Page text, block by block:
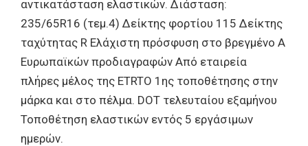
αντικατάσταση ελαστικών. Διάσταση:
235/65R16 (τεμ.4) Δείκτης φορτίου 115 Δείκτης
ταχύτητας R Ελάχιστη πρόσφυση στο βρεγμένο A
Ευρωπαϊκών προδιαγραφών Από εταιρεία
πλήρες μέλος της ETRTO 1ης τοποθέτησης στην
μάρκα και στο πέλμα. DOT τελευταίου εξαμήνου
Τοποθέτηση ελαστικών εντός 5 εργάσιμων
ημερών.